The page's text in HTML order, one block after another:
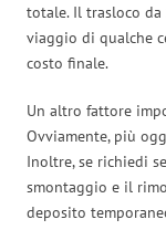
totale. Il trasloco da
viaggio di qualche
costo finale.
Un altro fattore
Ovviamente, più
Inoltre, se richiedi
smontaggio e il
deposito